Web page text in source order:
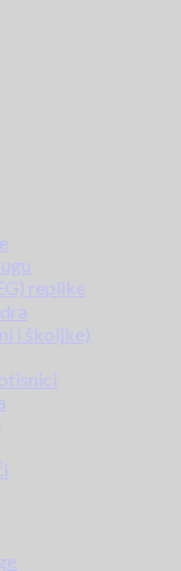
replike
i školjke)